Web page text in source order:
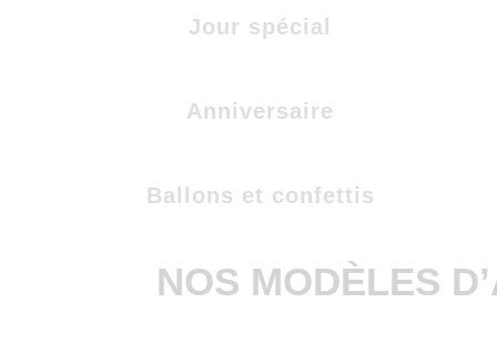
Jour spécial
Anniversaire
Ballons et confettis
NOS MODÈLES